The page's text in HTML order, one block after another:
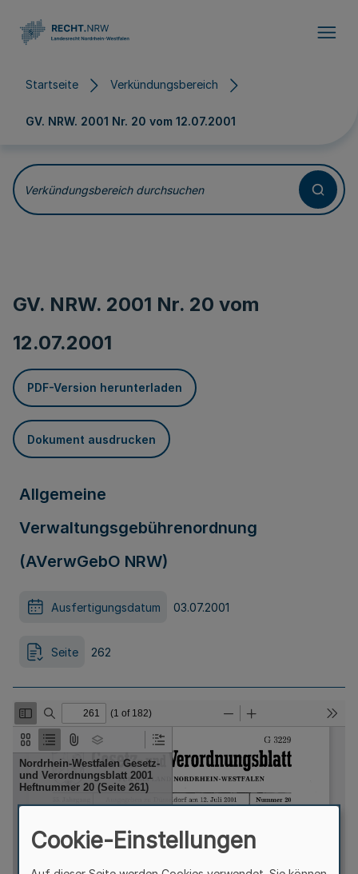
Startseite Verkündungsbereich
GV. NRW. 2001 Nr. 20 vom 12.07.2001
Verkündungsbereich durchsuchen
GV. NRW. 2001 Nr. 20 vom
12.07.2001
PDF-Version herunterladen
Dokument ausdrucken
Allgemeine
Verwaltungsgebührenordnung
(AVerwGebO NRW)
Ausfertigungsdatum 03.07.2001
Seite 262
Cookie-Einstellungen